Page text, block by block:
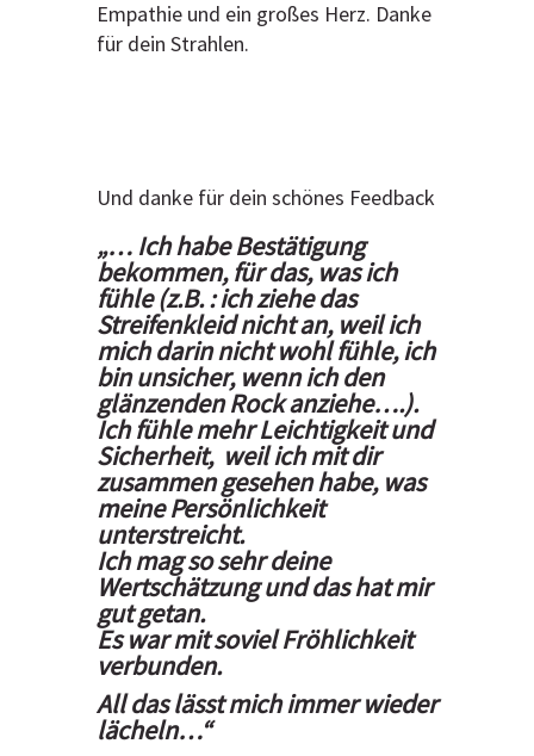
Empathie und ein großes Herz. Danke
für dein Strahlen.
Und danke für dein schönes Feedback
„… Ich habe Bestätigung
bekommen, für das, was ich
fühle (z.B. : ich ziehe das
Streifenkleid nicht an, weil ich
mich darin nicht wohl fühle, ich
bin unsicher, wenn ich den
glänzenden Rock anziehe….).
Ich fühle mehr Leichtigkeit und
Sicherheit, weil ich mit dir
zusammen gesehen habe, was
meine Persönlichkeit
unterstreicht.
Ich mag so sehr deine
Wertschätzung und das hat mir
gut getan.
Es war mit soviel Fröhlichkeit
verbunden.
All das lässt mich immer wieder
lächeln…“